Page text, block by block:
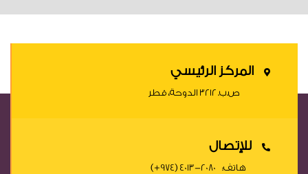
المركز الرئيسي
ص.ب. ٣٢١٢ الدوحة، قطر
للإتصال
هاتف: (+974) 4013-2080